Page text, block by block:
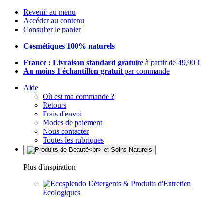
Revenir au menu
Accéder au contenu
Consulter le panier
Cosmétiques 100% naturels
France : Livraison standard gratuite à partir de 49,90 €
Au moins 1 échantillon gratuit par commande
Aide
Où est ma commande ?
Retours
Frais d'envoi
Modes de paiement
Nous contacter
Toutes les rubriques
Plus d'inspiration
Détergents & Produits d'Entretien
Écologiques